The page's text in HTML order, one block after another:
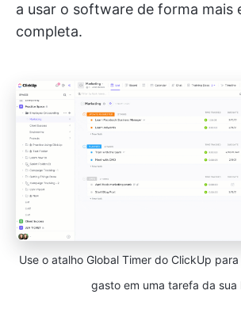
a usar o software de forma mais
completa.
Use o atalho Global Timer do ClickUp
gasto em uma tarefa da sua